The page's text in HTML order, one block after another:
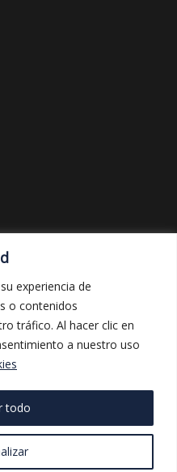
experiencia de
o contenidos
tráfico. Al hacer clic en
a nuestro uso
todo
TRABAJANDO POR UN